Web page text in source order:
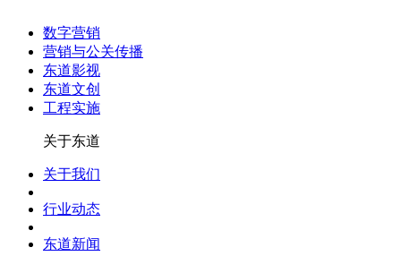
数字营销
营销与公关传播
东道影视
东道文创
工程实施
关于东道
关于我们
行业动态
东道新闻